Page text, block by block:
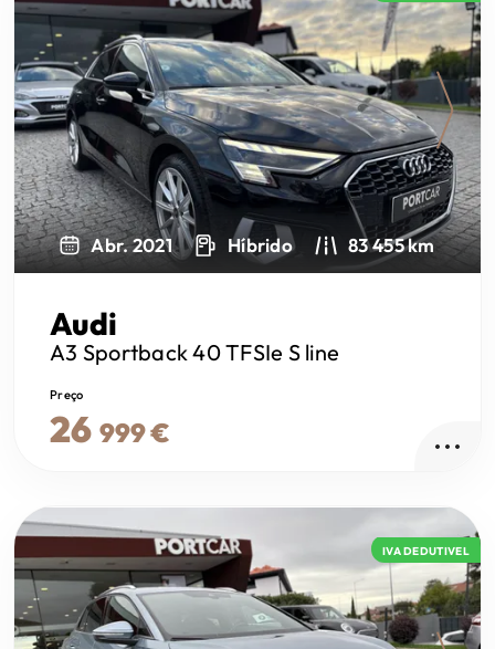
Next
Abr. 2021 Híbrido 83 455 km
Audi
A3 Sportback40 TFSIe S line
Preço
26 999 €
IVA DEDUTIVEL